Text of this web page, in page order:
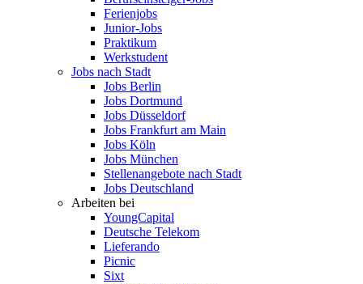
Ferienjobs
Junior-Jobs
Praktikum
Werkstudent
Jobs nach Stadt
Jobs Berlin
Jobs Dortmund
Jobs Düsseldorf
Jobs Frankfurt am Main
Jobs Köln
Jobs München
Stellenangebote nach Stadt
Jobs Deutschland
Arbeiten bei
YoungCapital
Deutsche Telekom
Lieferando
Picnic
Sixt